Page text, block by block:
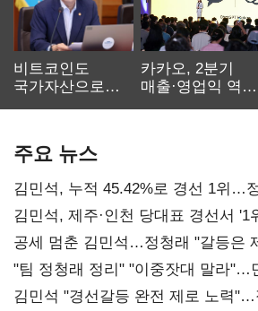
비트코인도
국가자산으로…'
카카오, 2분기
매출·영업익 역대
주요 뉴스
김민석, 누적 45.42%로 경선 1위…
0.86%p(2보)
김민석, 제주·인천 당대표 경선서 '1
공세 멈춘 김민석…정청래 "갈등은
"팀 정청래 정리" "이중잣대 말라"…
다툼 격화
김민석 "경선갈등 완전 제로 노력"…